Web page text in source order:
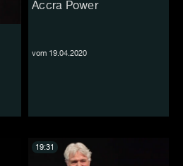
Accra Power
vom 19.04.2020
19:31